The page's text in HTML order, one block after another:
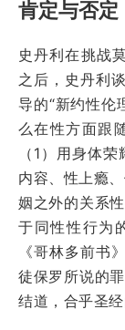
肯定与否定
史丹利在挑战
之后，史丹利
导的“新约性伦
么在性方面跟
（1）用身体
内容、性上瘾
姻之外的关系
于同性性行为
《哥林多前书
徒保罗所说的
结道，合乎圣